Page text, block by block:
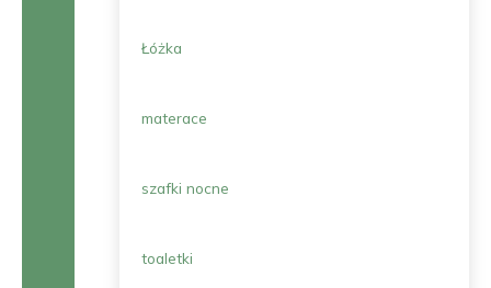
Łóżka
materace
szafki nocne
toaletki